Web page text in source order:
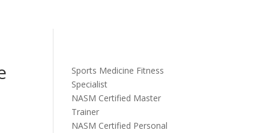
Sports Medicine Fitness
Specialist
NASM Certified Master
Trainer
NASM Certified Personal